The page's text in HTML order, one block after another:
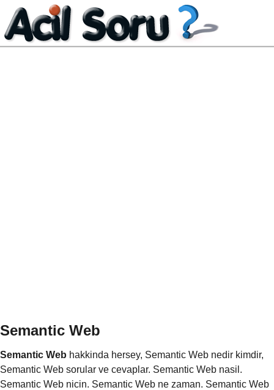
Semantic Web
Semantic Web hakkinda hersey, Semantic Web nedir kimdir,
Semantic Web sorular ve cevaplar. Semantic Web nasil.
Semantic Web nicin. Semantic Web ne zaman. Semantic Web